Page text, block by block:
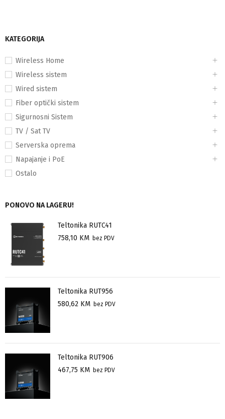
KATEGORIJA
Wireless Home
Wireless sistem
Wired sistem
Fiber optički sistem
Sigurnosni Sistem
TV / Sat TV
Serverska oprema
Napajanje i PoE
Ostalo
PONOVO NA LAGERU!
Teltonika RUTC41
758,10 KM bez PDV
Teltonika RUT956
580,62 KM bez PDV
Teltonika RUT906
467,75 KM bez PDV